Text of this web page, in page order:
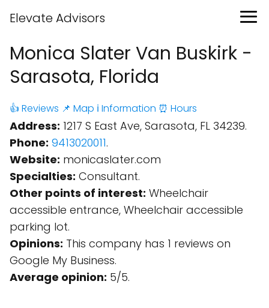
Elevate Advisors
Monica Slater Van Buskirk -
Sarasota, Florida
👍 Reviews 📌 Map ℹ️ Information ⏰ Hours
Address: 1217 S East Ave, Sarasota, FL 34239.
Phone: 9413020011.
Website: monicaslater.com
Specialties: Consultant.
Other points of interest: Wheelchair
accessible entrance, Wheelchair accessible
parking lot.
Opinions: This company has 1 reviews on
Google My Business.
Average opinion: 5/5.